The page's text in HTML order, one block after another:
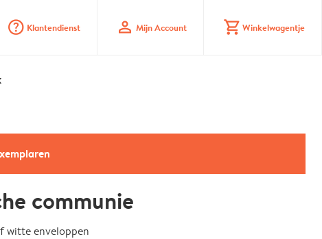
question_mark_circle Klantendienst profile Mijn Account shopping_cart Winkelwagentje
communie
witte enveloppen